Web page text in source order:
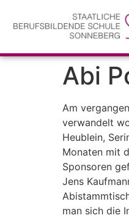
Abi
Am
verwandelt
Heublein,
Monaten mit
Sponsoren
Jens
man sich die